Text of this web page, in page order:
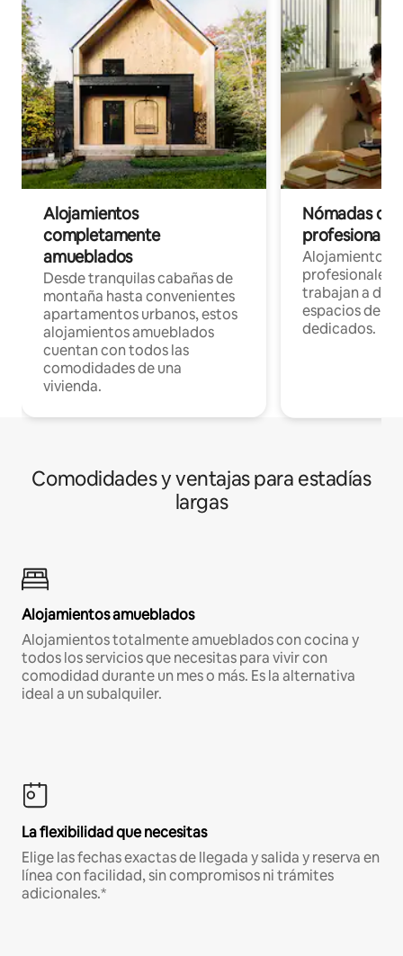
Alojamientos
completamente
amueblados
Desde tranquilas cabañas de
montaña hasta convenientes
apartamentos urbanos, estos
alojamientos amueblados
cuentan con todos las
comodidades de una
vivienda.
Nómadas
Alojamientos
profesionales
trabajan a
espacios de
dedicados.
Comodidades y ventajas para estadías
largas
Alojamientos amueblados
Alojamientos totalmente amueblados con cocina y
todos los servicios que necesitas para vivir con
comodidad durante un mes o más. Es la alternativa
ideal a un subalquiler.
La flexibilidad que necesitas
Elige las fechas exactas de llegada y salida y reserva en
línea con facilidad, sin compromisos ni trámites
adicionales.*